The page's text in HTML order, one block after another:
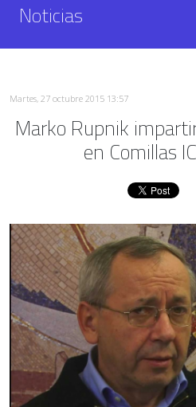
Noticias
Martes, 27 octubre 2015 13:57
Marko Rupnik
en Comillas